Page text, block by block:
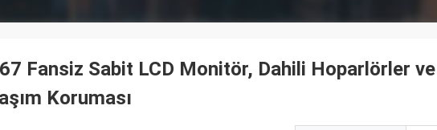
Fansiz Sabit LCD Monitör, Dahili Hoparlörler
Koruması